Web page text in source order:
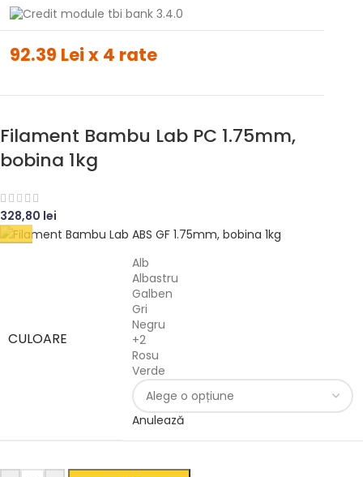
92.39 Lei x 4 rate
Filament Bambu Lab PC 1.75mm,
bobina 1kg
328,80 lei
CULOARE
Alb
Albastru
Galben
Gri
Negru
+2
Rosu
Verde
Anulează